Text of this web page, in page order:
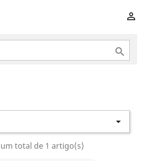



total de 1 artigo(s)